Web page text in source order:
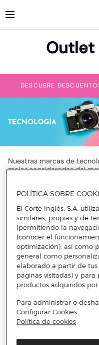
Outlet
DESCUBRE
Nuestras marcas de
mejor consideradas del
deportivas y los
deportivas. Lo mejor en
Los atractivos
resistirte a sus artículos.
cámaras acuáticas a
cámaras acuáticas
las tendencias deportivas
en una gran variedad de
exquisita. No podrás
tecnología para casa.
Los
más
POLÍTICA SOBRE
El Corte Inglés, S.A.
similares, propias y de
(permitiendo la
(conocer el
optimización), así como
general como
elaborado a partir de
páginas visitadas) y
productos adquiridos por
Para administrar o
Configurar Cookies.
Política de cookies